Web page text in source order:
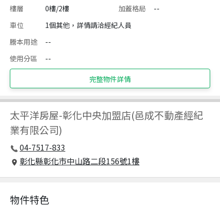
樓層
0樓/2樓 加蓋格局
--
車位
1個其他，詳情請洽經紀人員
謄本用途
--
使用分區
--
完整物件詳情
太平洋房屋-彰化中央加盟店(邑成不動產經紀
業有限公司)
04-7517-833
彰化縣彰化市中山路二段156號1樓
物件特色